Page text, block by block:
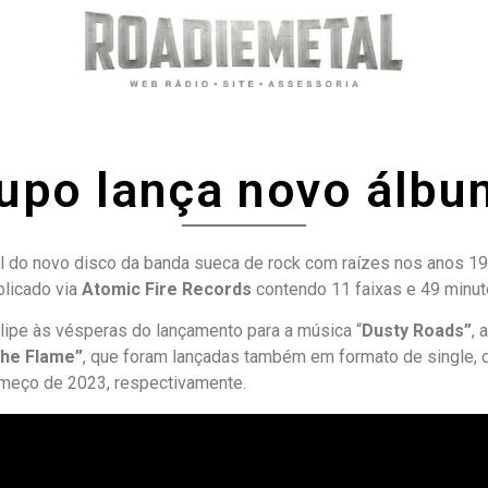
lança novo
novo disco da banda sueca de rock com raízes nos anos
via Atomic Fire Records contendo 11 faixas e 49
às vésperas do lançamento para a música “Dusty Roads”,
Flame”, que foram lançadas também em formato de
de 2023, respectivamente.